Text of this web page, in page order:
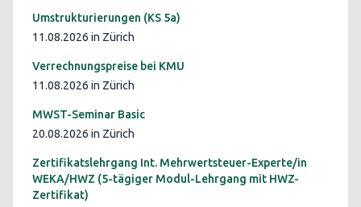
Umstrukturierungen (KS 5a)
11.08.2026 in Zürich
Verrechnungspreise bei KMU
11.08.2026 in Zürich
MWST-Seminar Basic
20.08.2026 in Zürich
Zertifikatslehrgang Int. Mehrwertsteuer-Experte/in
WEKA/HWZ (5-tägiger Modul-Lehrgang mit HWZ-
Zertifikat)